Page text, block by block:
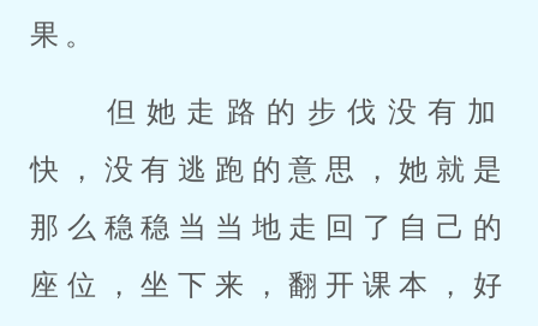
果。
快，没有逃跑的意思，她就是
那么稳稳当当地走回了自己的
座位，坐下来，翻开课本，好